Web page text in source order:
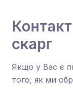
скарг
Якщо у Вас є
того, як ми